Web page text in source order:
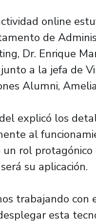
online
de
Dr. Enrique
junto a la jefa de
Alumni,
explicó los
al
un rol
su aplicación.
trabajando con
esta